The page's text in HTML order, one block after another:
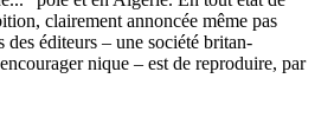
clairement annoncée même pas
éditeurs – une société britan-
nique – est de reproduire, par